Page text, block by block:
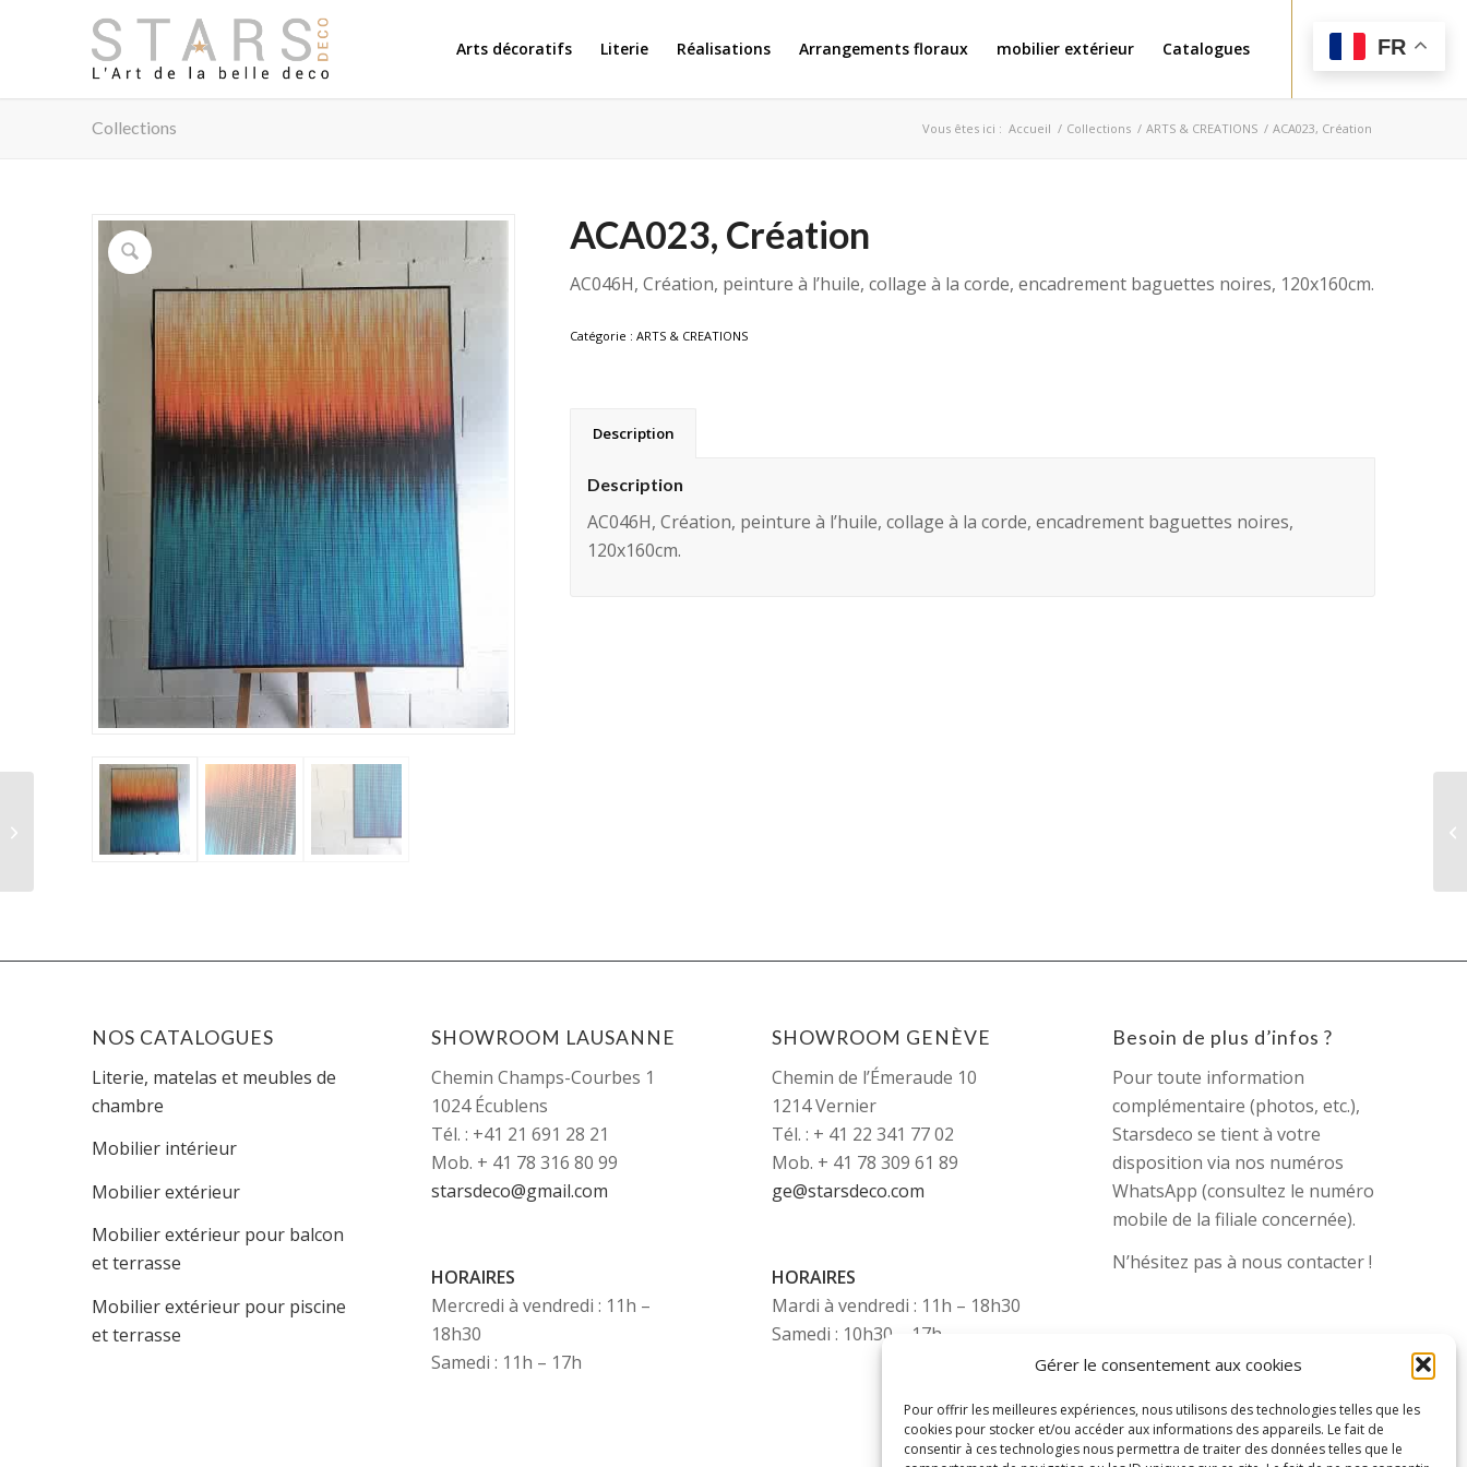
Gérer le consentement aux cookies
Pour offrir les meilleures expériences, nous utilisons des technologies telles que les
cookies pour stocker et/ou accéder aux informations des appareils. Le fait de
consentir à ces technologies nous permettra de traiter des données telles que le
Arts décoratifs Literie Réalisations Arrangements floraux mobilier extérieur Catalogues
Collections Vous êtes ici : Accueil / Collections / ARTS & CREATIONS / ACA023, Création
ACA023, Création
AC046H, Création, peinture à l’huile, collage à la corde, encadrement baguettes noires, 120x160cm.
Catégorie : ARTS & CREATIONS
Description
Description
AC046H, Création, peinture à l’huile, collage à la corde, encadrement baguettes noires,
120x160cm.
NOS CATALOGUES
Literie, matelas et meubles de
chambre
Mobilier intérieur
Mobilier extérieur
Mobilier extérieur pour balcon
et terrasse
Mobilier extérieur pour piscine
et terrasse
SHOWROOM LAUSANNE
Chemin Champs-Courbes 1
1024 Écublens
Tél. : +41 21 691 28 21
Mob. + 41 78 316 80 99
starsdeco@gmail.com
HORAIRES
Mercredi à vendredi : 11h –
18h30
Samedi : 11h – 17h
SHOWROOM GENÈVE
Chemin de l’Émeraude 10
1214 Vernier
Tél. : + 41 22 341 77 02
Mob. + 41 78 309 61 89
ge@starsdeco.com
HORAIRES
Mardi à vendredi : 11h – 18h30
Samedi : 10h30 – 17h
Besoin de plus d’infos ?
Pour toute information
complémentaire (photos, etc.),
Starsdeco se tient à votre
disposition via nos numéros
WhatsApp (consultez le numéro
mobile de la filiale concernée).
N’hésitez pas à nous contacter !
ACA021, Création
FR